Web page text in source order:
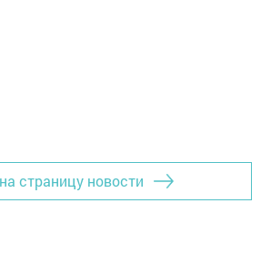
страницу новости